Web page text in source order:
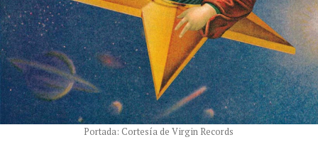
Portada: Cortesía de Virgin Records